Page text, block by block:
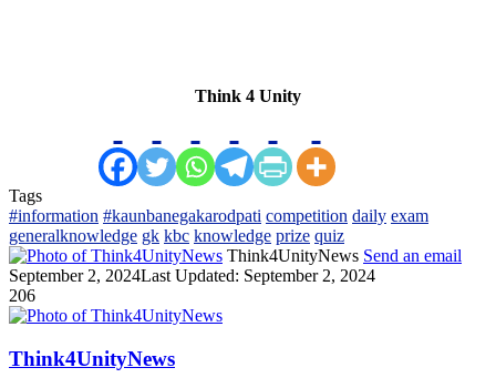
Think 4 Unity
Tags
#information #kaunbanegakarodpati competition daily exam
generalknowledge gk kbc knowledge prize quiz
Think4UnityNews Send an email
September 2, 2024Last Updated: September 2, 2024
206
Think4UnityNews